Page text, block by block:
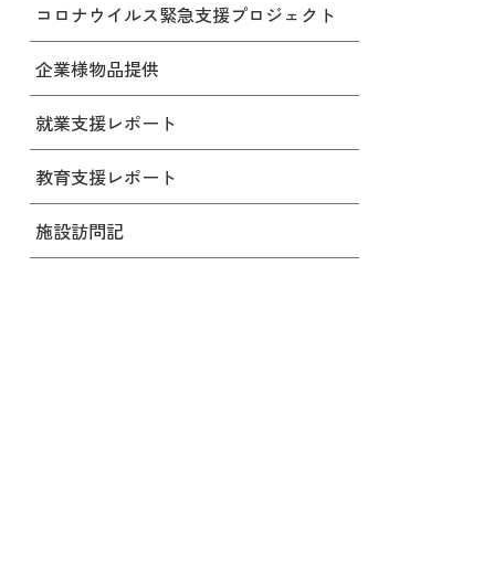
コロナウイルス緊急支援プロジェクト
企業様物品提供
就業支援レポート
教育支援レポート
施設訪問記